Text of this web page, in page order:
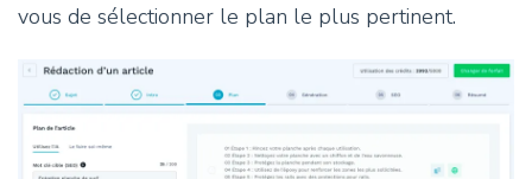
vous de sélectionner le plan le plus pertinent.